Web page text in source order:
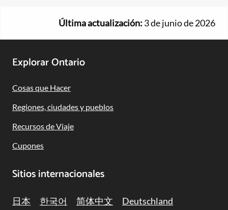
Última actualización: 3 de junio de 2026
Footer
Navigation
Explorar Ontario
Cosas que Hacer
Regiones, ciudades y pueblos
Recursos de Viaje
Cupones
Sitios internacionales
日本 한국어 简体中文 Deutschland